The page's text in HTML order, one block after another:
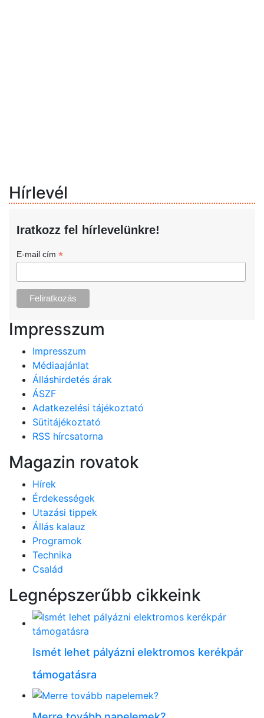
Hírlevél
Iratkozz fel hírlevelünkre!
E-mail cím *
Impresszum
Impresszum
Médiaajánlat
Álláshirdetés árak
ÁSZF
Adatkezelési tájékoztató
Sütitájékoztató
RSS hírcsatorna
Magazin rovatok
Hírek
Érdekességek
Utazási tippek
Állás kalauz
Programok
Technika
Család
Legnépszerűbb cikkeink
Ismét lehet pályázni elektromos kerékpár
támogatásra